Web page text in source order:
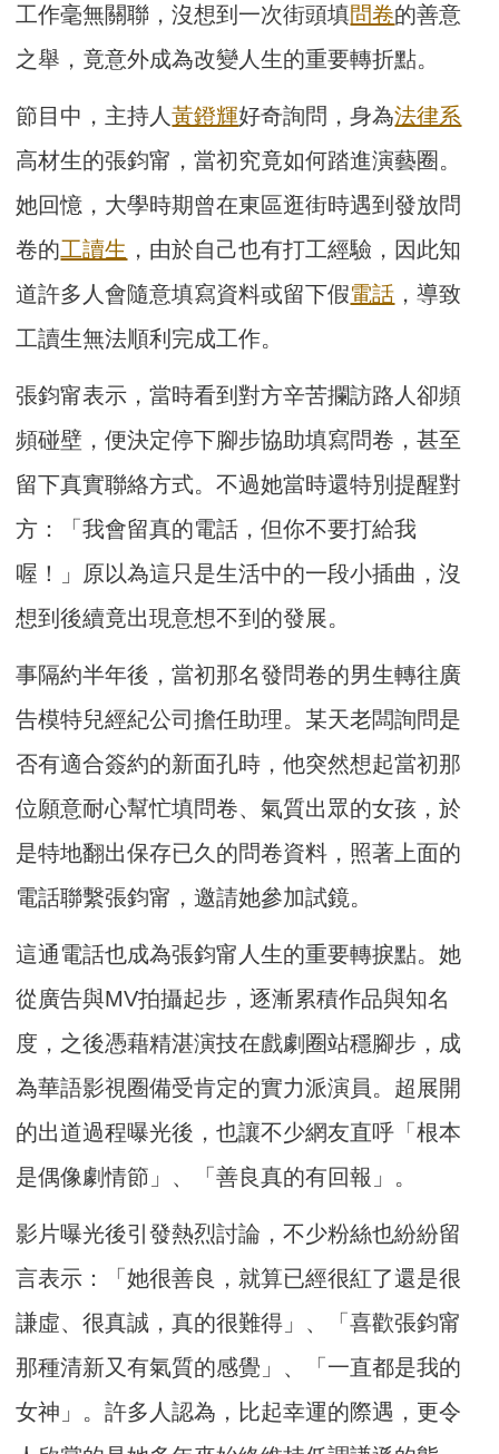
工作毫無關聯，沒想到一次街頭填問卷的善意
之舉，竟意外成為改變人生的重要轉折點。
節目中，主持人黃鐙輝好奇詢問，身為法律系
高材生的張鈞甯，當初究竟如何踏進演藝圈。
她回憶，大學時期曾在東區逛街時遇到發放問
卷的工讀生 ，由於自己也有打工經驗，因此知
道許多人會隨意填寫資料或留下假電話 ，導致
工讀生無法順利完成工作。
張鈞甯表示，當時看到對方辛苦攔訪路人卻頻
頻碰壁，便決定停下腳步協助填寫問卷，甚至
留下真實聯絡方式。不過她當時還特別提醒對
方：「我會留真的電話，但你不要打給我
喔！」原以為這只是生活中的一段小插曲，沒
想到後續竟出現意想不到的發展。
事隔約半年後，當初那名發問卷的男生轉往廣
告模特兒經紀公司擔任助理。某天老闆詢問是
否有適合簽約的新面孔時，他突然想起當初那
位願意耐心幫忙填問卷、氣質出眾的女孩，於
是特地翻出保存已久的問卷資料，照著上面的
電話聯繫張鈞甯，邀請她參加試鏡。
這通電話也成為張鈞甯人生的重要轉捩點。她
從廣告與MV拍攝起步，逐漸累積作品與知名
度，之後憑藉精湛演技在戲劇圈站穩腳步，成
為華語影視圈備受肯定的實力派演員。超展開
的出道過程曝光後，也讓不少網友直呼「根本
是偶像劇情節」、「善良真的有回報」。
影片曝光後引發熱烈討論，不少粉絲也紛紛留
言表示：「她很善良，就算已經很紅了還是很
謙虛、很真誠，真的很難得」、「喜歡張鈞甯
那種清新又有氣質的感覺」、「一直都是我的
女神」。許多人認為，比起幸運的際遇，更令